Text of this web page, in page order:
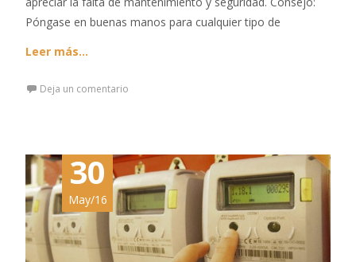
Póngase en buenas manos para cualquier tipo de
Leer más…
Deja un comentario
30
May/16